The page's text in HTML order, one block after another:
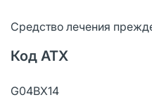
Средство лечения
Код АТХ
G04BX14